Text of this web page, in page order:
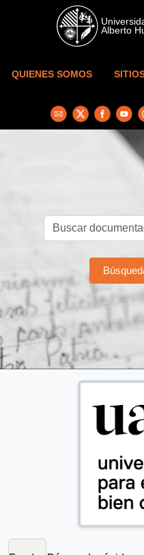
Skip to main content
QUIENES SOMOS